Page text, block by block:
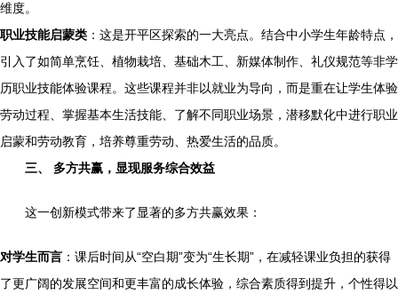
维度。
职业技能启蒙类 ：这是开平区探索的一大亮点。结合中小学生年龄特点，
引入了如简单烹饪、植物栽培、基础木工、新媒体制作、礼仪规范等非学
历职业技能体验课程。这些课程并非以就业为导向，而是重在让学生体验
劳动过程、掌握基本生活技能、了解不同职业场景，潜移默化中进行职业
启蒙和劳动教育，培养尊重劳动、热爱生活的品质。
三、 多方共赢，显现服务综合效益
这一创新模式带来了显著的多方共赢效果：
对学生而言 ：课后时间从“空白期”变为“生长期”，在减轻课业负担的获得
了更广阔的发展空间和更丰富的成长体验，综合素质得到提升，个性得以